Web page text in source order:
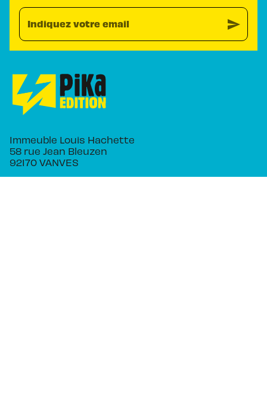
Indiquez votre email send
Immeuble Louis Hachette
58 rue Jean Bleuzen
92170 VANVES